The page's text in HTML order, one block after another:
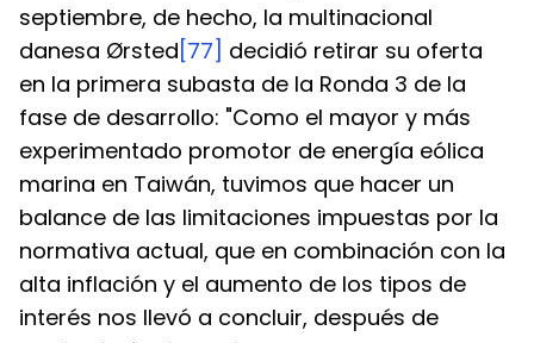
septiembre, de hecho, la multinacional
danesa Ørsted [77] decidió retirar su oferta
en la primera subasta de la Ronda 3 de la
fase de desarrollo: "Como el mayor y más
experimentado promotor de energía eólica
marina en Taiwán, tuvimos que hacer un
balance de las limitaciones impuestas por la
normativa actual, que en combinación con la
alta inflación y el aumento de los tipos de
interés nos llevó a concluir, después de